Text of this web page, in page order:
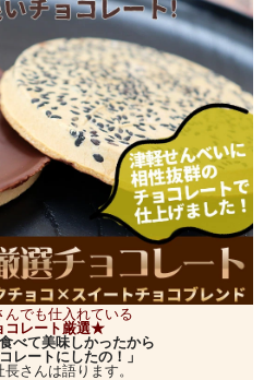
んでも仕入れている
コレート厳選★
べて美味しかったから
レートにしたの！」
さんは語ります。